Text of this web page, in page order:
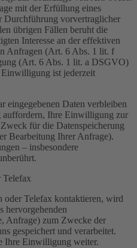
mit der Erfüllung eines
Durchführung vorvertraglicher
übrigen Fällen beruht die
Interesse an der effektiven
Anfragen (Art. 6 Abs. 1 lit. f
(Art. 6 Abs. 1 lit. a DSGVO)
Einwilligung ist jederzeit
eingegebenen Daten verbleiben
auffordern, Ihre Einwilligung zur
für die Datenspeicherung
Bearbeitung Ihrer Anfrage).
– insbesondere
Telefax
oder Telefax kontaktieren, wird
hervorgehenden
Anfrage) zum Zwecke der
gespeichert und verarbeitet.
Ihre Einwilligung weiter.